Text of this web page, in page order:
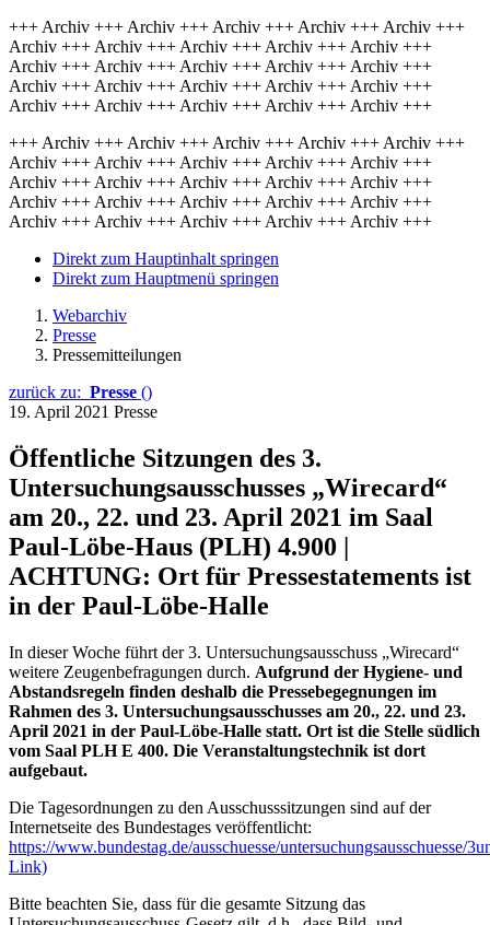
+++ Archiv +++ Archiv +++ Archiv +++ Archiv +++ Archiv +++
Archiv +++ Archiv +++ Archiv +++ Archiv +++ Archiv +++
Archiv +++ Archiv +++ Archiv +++ Archiv +++ Archiv +++
Archiv +++ Archiv +++ Archiv +++ Archiv +++ Archiv +++
Archiv +++ Archiv +++ Archiv +++ Archiv +++ Archiv +++
+++ Archiv +++ Archiv +++ Archiv +++ Archiv +++ Archiv +++
Archiv +++ Archiv +++ Archiv +++ Archiv +++ Archiv +++
Archiv +++ Archiv +++ Archiv +++ Archiv +++ Archiv +++
Archiv +++ Archiv +++ Archiv +++ Archiv +++ Archiv +++
Archiv +++ Archiv +++ Archiv +++ Archiv +++ Archiv +++
Direkt zum Hauptinhalt springen
Direkt zum Hauptmenü springen
Webarchiv
Presse
Pressemitteilungen
zurück zu: Presse ()
19. April 2021 Presse
Öffentliche Sitzungen des 3.
Untersuchungsausschusses „Wirecard“
am 20., 22. und 23. April 2021 im Saal
Paul-Löbe-Haus (PLH) 4.900 |
ACHTUNG: Ort für Pressestatements ist
in der Paul-Löbe-Halle
In dieser Woche führt der 3. Untersuchungsausschuss „Wirecard“
weitere Zeugenbefragungen durch. Aufgrund der Hygiene- und
Abstandsregeln finden deshalb die Pressebegegnungen im
Rahmen des 3. Untersuchungsausschusses am 20., 22. und 23.
April 2021 in der Paul-Löbe-Halle statt. Ort ist die Stelle südlich
vom Saal PLH E 400. Die Veranstaltungstechnik ist dort
aufgebaut.
Die Tagesordnungen zu den Ausschusssitzungen sind auf der
Internetseite des Bundestages veröffentlicht:
https://www.bundestag.de/ausschuesse/untersuchungsausschuesse/
Link)
Bitte beachten Sie, dass für die gesamte Sitzung das